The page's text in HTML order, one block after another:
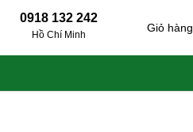
0918 132 242
Hồ Chí Minh
Giỏ hàng